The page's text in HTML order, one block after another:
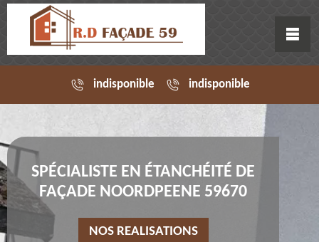
indisponible indisponible
SPÉCIALISTE EN ÉTANCHÉITÉ DE
FAÇADE NOORDPEENE 59670
NOS REALISATIONS